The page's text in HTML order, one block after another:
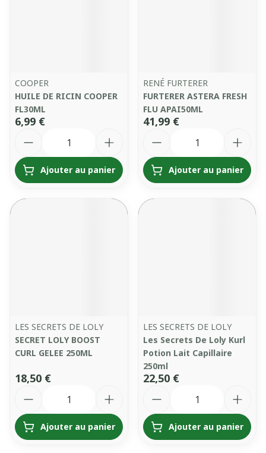
COOPER
HUILE DE RICIN COOPER
FL30ML
6,99 €
Ajouter au panier
RENÉ FURTERER
FURTERER ASTERA FRESH
FLU APAI50ML
41,99 €
Ajouter au panier
LES SECRETS DE LOLY
SECRET LOLY BOOST
CURL GELEE 250ML
18,50 €
Ajouter au panier
LES SECRETS DE LOLY
Les Secrets De Loly Kurl
Potion Lait Capillaire
250ml
22,50 €
Ajouter au panier